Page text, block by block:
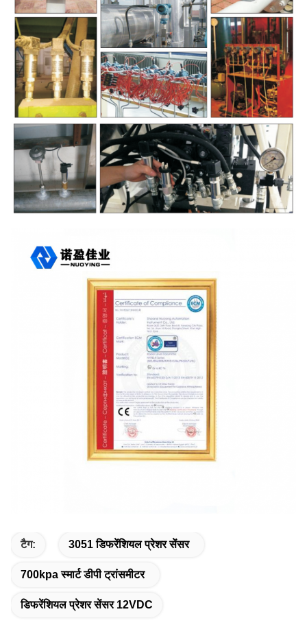
टैग: 3051 डिफरेंशियल प्रेशर सेंसर
700kpa स्मार्ट डीपी ट्रांसमीटर
डिफरेंशियल प्रेशर सेंसर 12VDC